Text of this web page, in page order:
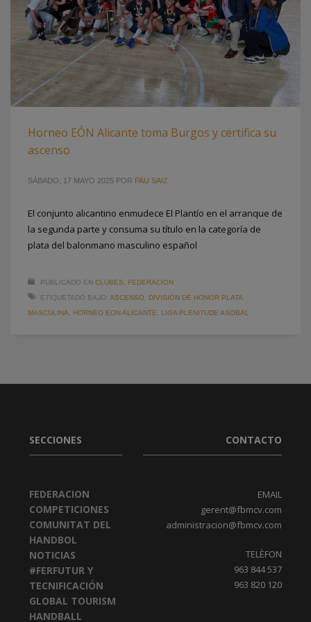
Horneo EÓN Alicante toma Burgos y certifica su
ascenso
SÁBADO, 17 MAYO 2025 POR PAU SAIZ
El conjunto alicantino enmudece El Plantío en el arranque de
la segunda parte y consuma su título en la categoría de
plata del balonmano masculino español
PUBLICADO EN CLUBES
FEDERACION
ETIQUETADO BAJO: ASCENSO
DIVISION DE HONOR PLATA
MASCULINA
HORNEO EON ALICANTE LIGA PLENITUDE ASOBAL
SECCIONES
FEDERACION
COMPETICIONES
COMUNITAT DEL
HANDBOL
NOTICIAS
#FERFUTUR Y
TECNIFICACIÓN
GLOBAL TOURISM
HANDBALL
CONTACTO
EMAIL
gerent@fbmcv.com
administracion@fbmcv.com
TELÈFON
963 844 537
963 820 120